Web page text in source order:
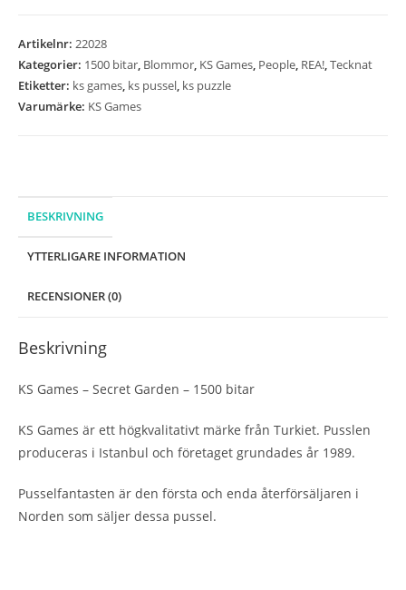
Secret
Garden
-
1500
Artikelnr: 22028
Kategorier: 1500 bitar, Blommor, KS Games, People, REA!,Tecknat
Etiketter: ks games, ks pussel, ks puzzle
Varumärke: KS Games
BESKRIVNING
YTTERLIGARE INFORMATION
RECENSIONER (0)
Beskrivning
KS Games – Secret Garden – 1500 bitar
KS Games är ett högkvalitativt märke från Turkiet. Pusslen
produceras i Istanbul och företaget grundades år 1989.
Pusselfantasten är den första och enda återförsäljaren i
Norden som säljer dessa pussel.